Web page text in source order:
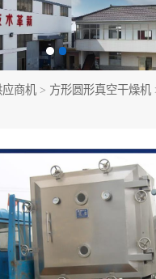
应商机 > 方形圆形真空干燥机
滚筒刮板
闪蒸干燥机
高速混合机
带式干燥机
燥机 沸腾干燥机
燥机 真空耙式干